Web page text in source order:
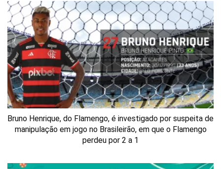
Bruno Henrique, do Flamengo, é investigado por suspeita de
manipulação em jogo no Brasileirão, em que o Flamengo
perdeu por 2 a 1